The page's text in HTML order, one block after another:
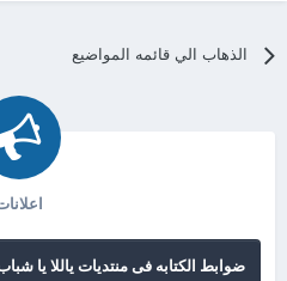
الذهاب الي قائمه المواضيع
اعلانات
ضوابط الكتابه فى منتديات ياللا يا شباب